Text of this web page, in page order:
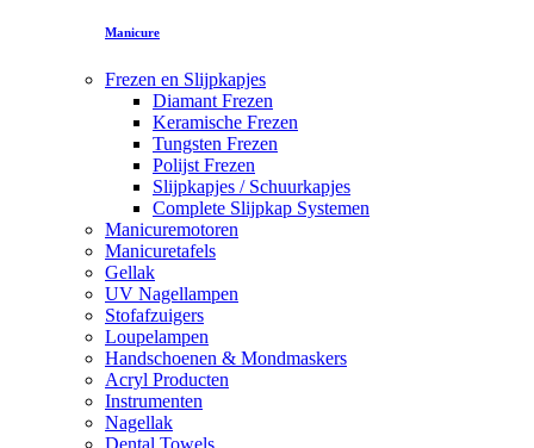
Manicure
Frezen en Slijpkapjes
Diamant Frezen
Keramische Frezen
Tungsten Frezen
Polijst Frezen
Slijpkapjes / Schuurkapjes
Complete Slijpkap Systemen
Manicuremotoren
Manicuretafels
Gellak
UV Nagellampen
Stofafzuigers
Loupelampen
Handschoenen & Mondmaskers
Acryl Producten
Instrumenten
Nagellak
Dental Towels